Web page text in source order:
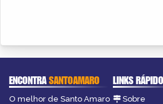
ENCONTRASANTOAMARO
O melhor de Santo Amaro
LINKS
Sobre